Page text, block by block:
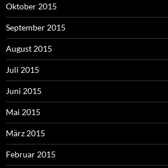
Oktober 2015
September 2015
August 2015
Juli 2015
Juni 2015
Mai 2015
März 2015
Februar 2015